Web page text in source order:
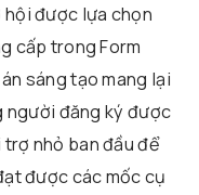
được lựa chọn
cấp trong Form
sáng tạo mang lại
người đăng ký được
nhỏ ban đầu để
được các mốc cụ